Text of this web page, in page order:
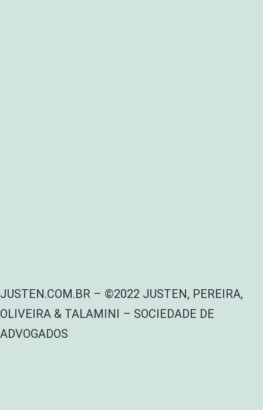
JUSTEN.COM.BR – ©2022 JUSTEN, PEREIRA,
OLIVEIRA & TALAMINI – SOCIEDADE DE
ADVOGADOS